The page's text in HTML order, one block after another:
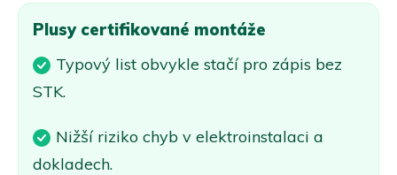
Plusy certifikované montáže
Typový list obvykle stačí pro zápis bez
STK.
Nižší riziko chyb v elektroinstalaci a
dokladech.